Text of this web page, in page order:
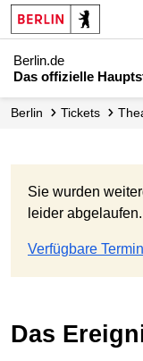
Berlin.de
Das offizielle
Berlin Tickets
Sie wurden
leider abgelaufen.
Verfügbare
Das